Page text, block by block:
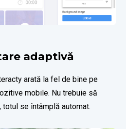
adaptivă
arată la fel de bine pe
mobile. Nu trebuie să
totul se întâmplă automat.